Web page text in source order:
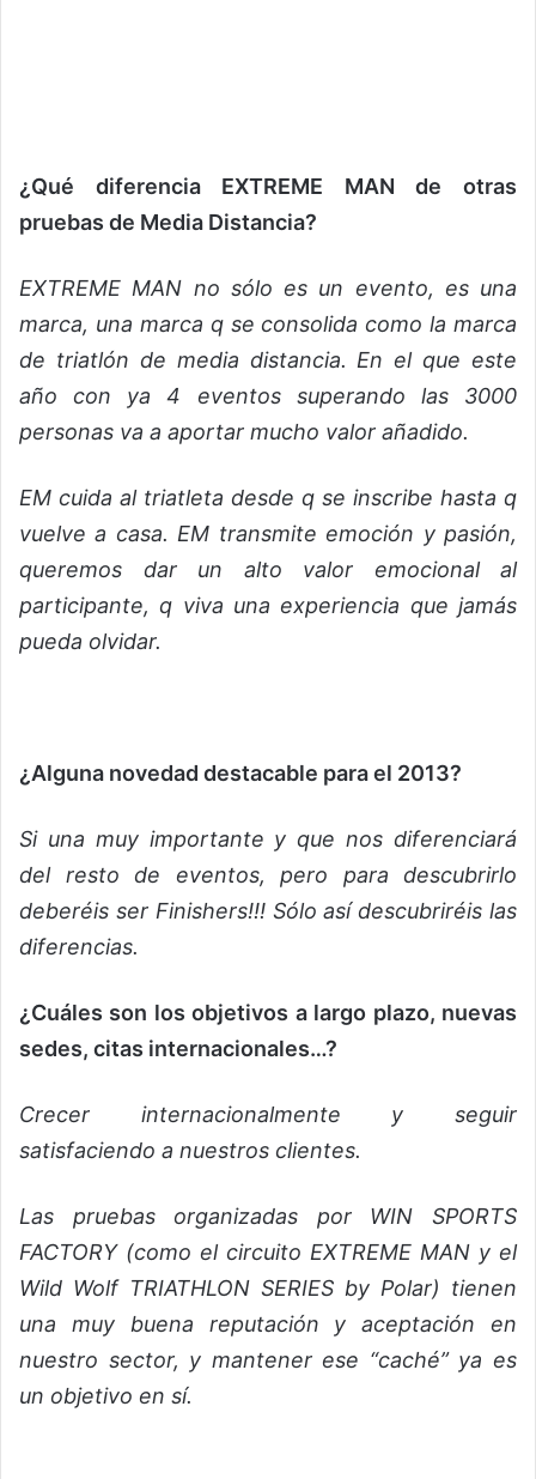
¿Qué diferencia EXTREME MAN de otras
pruebas de Media Distancia?
EXTREME MAN no sólo es un evento, es una
marca, una marca q se consolida como la marca
de triatlón de media distancia. En el que este
año con ya 4 eventos superando las 3000
personas va a aportar mucho valor añadido.
EM cuida al triatleta desde q se inscribe hasta q
vuelve a casa. EM transmite emoción y pasión,
queremos dar un alto valor emocional al
participante, q viva una experiencia que jamás
pueda olvidar.
¿Alguna novedad destacable para el 2013?
Si una muy importante y que nos diferenciará
del resto de eventos, pero para descubrirlo
deberéis ser Finishers!!! Sólo así descubriréis las
diferencias.
¿Cuáles son los objetivos a largo plazo, nuevas
sedes, citas internacionales…?
Crecer internacionalmente y seguir
satisfaciendo a nuestros clientes.
Las pruebas organizadas por WIN SPORTS
FACTORY (como el circuito EXTREME MAN y el
Wild Wolf TRIATHLON SERIES by Polar) tienen
una muy buena reputación y aceptación en
nuestro sector, y mantener ese “caché” ya es
un objetivo en sí.